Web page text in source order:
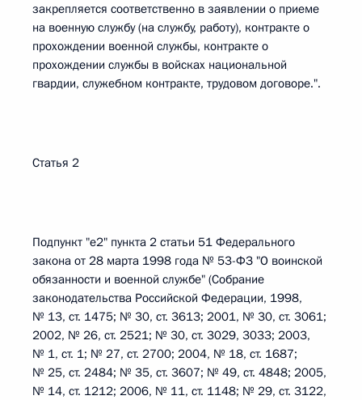
закрепляется соответственно в заявлении о приеме
на военную службу (на службу, работу), контракте о
прохождении военной службы, контракте о
прохождении службы в войсках национальной
гвардии, служебном контракте, трудовом договоре.".
Статья 2
Подпункт "е2" пункта 2 статьи 51 Федерального
закона от 28 марта 1998 года № 53-ФЗ "О воинской
обязанности и военной службе" (Собрание
законодательства Российской Федерации, 1998,
№ 13, ст. 1475; № 30, ст. 3613; 2001, № 30, ст. 3061;
2002, № 26, ст. 2521; № 30, ст. 3029, 3033; 2003,
№ 1, ст. 1; № 27, ст. 2700; 2004, № 18, ст. 1687;
№ 25, ст. 2484; № 35, ст. 3607; № 49, ст. 4848; 2005,
№ 14, ст. 1212; 2006, № 11, ст. 1148; № 29, ст. 3122,